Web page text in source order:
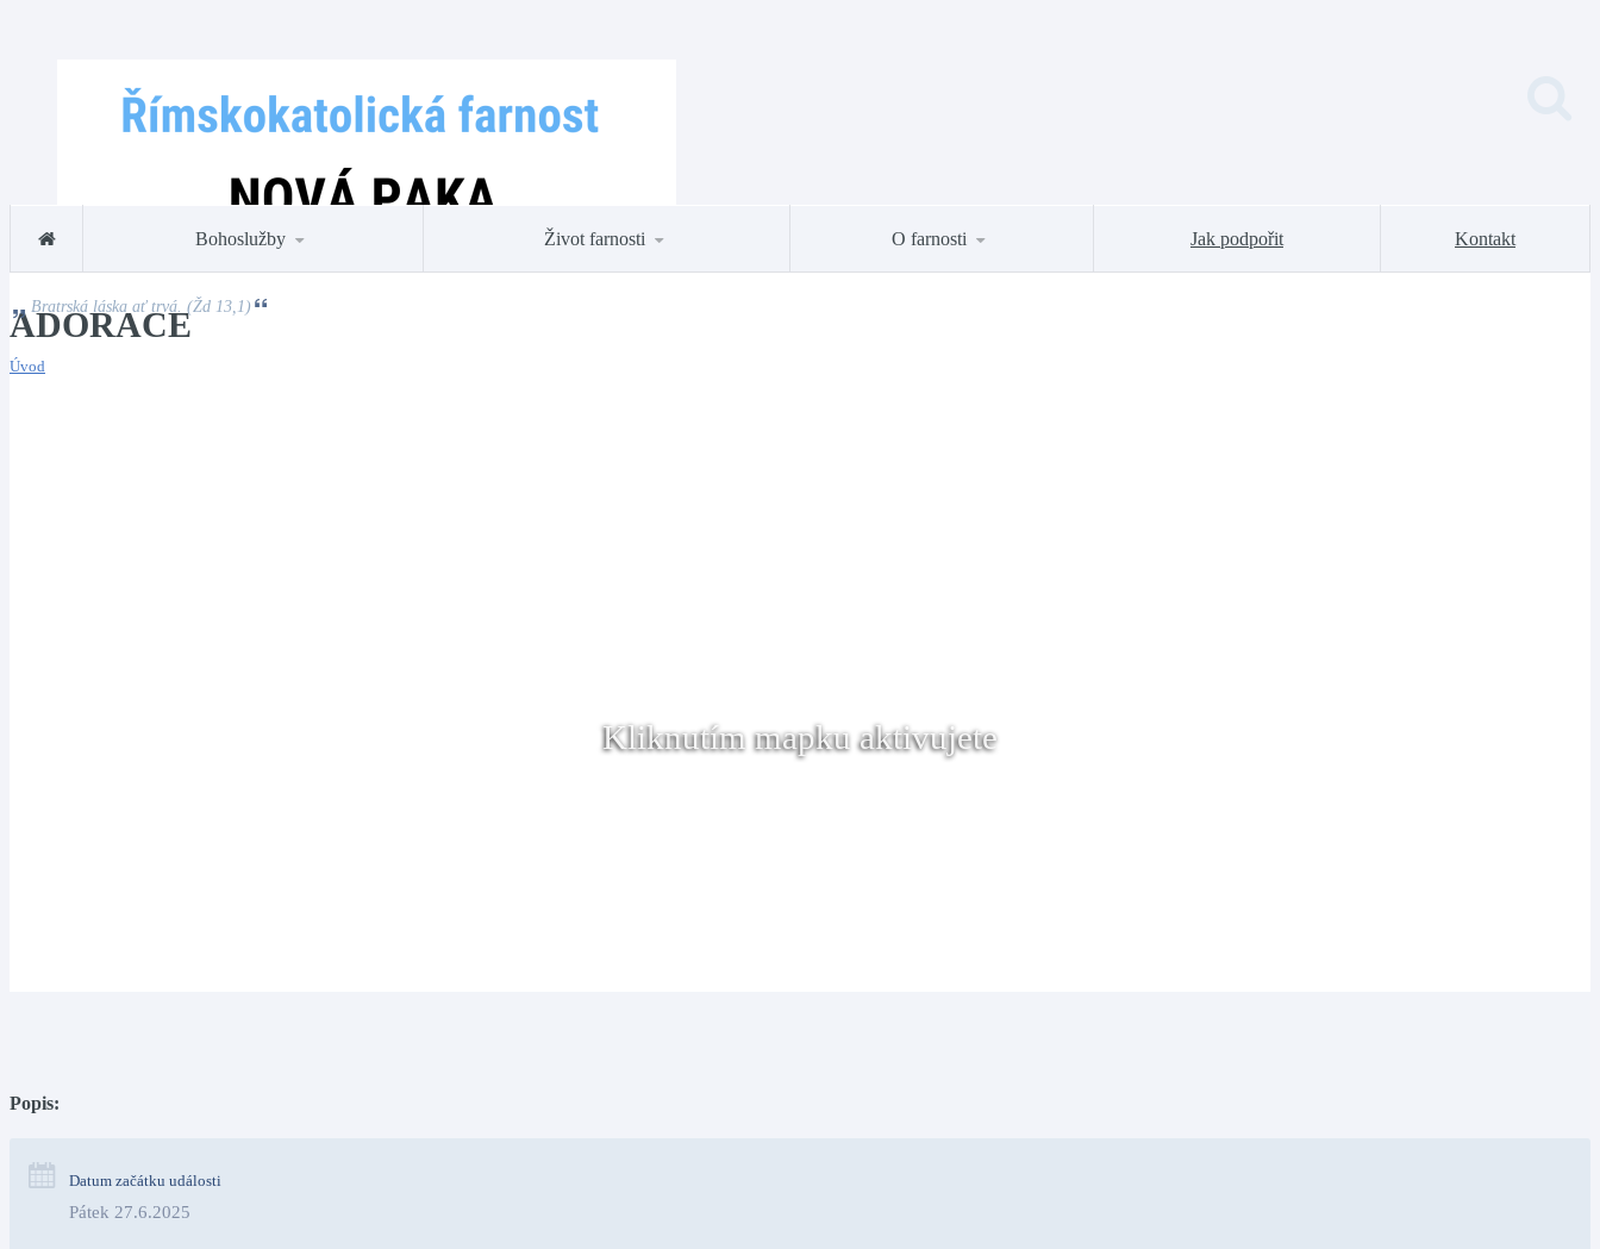
Bratrská láska ať trvá. (Žd 13,1)
Bohoslužby Život farnosti O farnosti Jak podpořit Kontakt
ADORACE
Úvod
Kliknutím mapku aktivujete
Popis:
Datum začátku události
Pátek 27.6.2025